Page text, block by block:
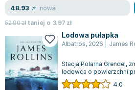
Antoine de Saint Exupery
Lew Tołstoj
Mark Twain
Marcin Meller
Paulina Młynarska
ks. Piotr Pawlukiewicz
Jarosław Sokołowski
48.93 zł nowa
52.90złtaniej o 3.97 zł
Lodowa pułapka
Albatros, 2026 James
Stacja Polarna Grendel,
lodowca o powierzchni
Stanów Zjednoczonych,
4.0